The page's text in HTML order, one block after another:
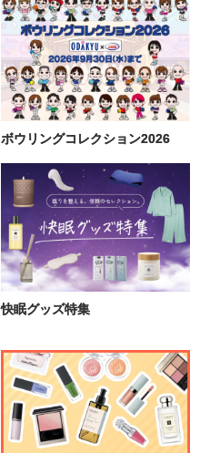
ボウリングコレクション2026
快眠グッズ特集